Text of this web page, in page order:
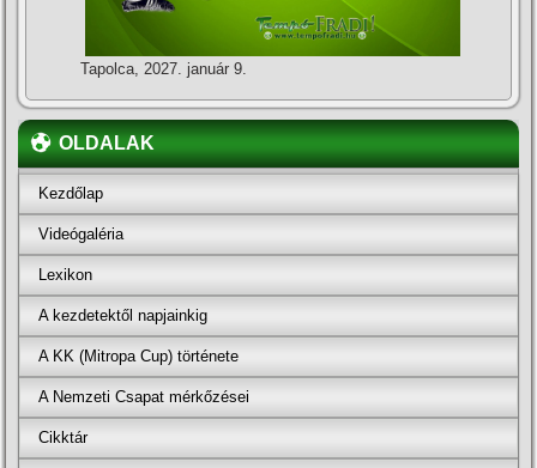
Tapolca, 2027. január 9.
OLDALAK
Kezdőlap
Videógaléria
Lexikon
A kezdetektől napjainkig
A KK (Mitropa Cup) története
A Nemzeti Csapat mérkőzései
Cikktár